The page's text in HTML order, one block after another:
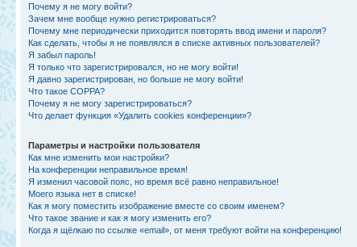
Почему я не могу войти?
Зачем мне вообще нужно регистрироваться?
Почему мне периодически приходится повторять ввод имени и пароля?
Как сделать, чтобы я не появлялся в списке активных пользователей?
Я забыл пароль!
Я только что зарегистрировался, но не могу войти!
Я давно зарегистрирован, но больше не могу войти!
Что такое COPPA?
Почему я не могу зарегистрироваться?
Что делает функция «Удалить cookies конференции»?
Параметры и настройки пользователя
Как мне изменить мои настройки?
На конференции неправильное время!
Я изменил часовой пояс, но время всё равно неправильное!
Моего языка нет в списке!
Как я могу поместить изображение вместе со своим именем?
Что такое звание и как я могу изменить его?
Когда я щёлкаю по ссылке «email», от меня требуют войти на конференцию!